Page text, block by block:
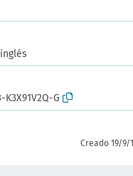
inglés
G
Creado 19/9/